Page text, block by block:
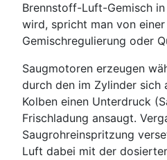
Brennstoff-Luft-Gemisch
wird, spricht man von
Gemischregulierung oder
Saugmotoren erzeugen
durch den im Zylinder sich
Kolben einen Unterdruck
Frischladung ansaugt.
Saugrohreinspritzung
Luft dabei mit der